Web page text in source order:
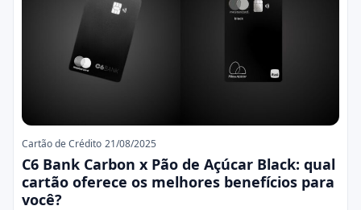
Cartão de Crédito 21/08/2025
C6 Bank Carbon x Pão de Açúcar Black: qual
cartão oferece os melhores benefícios para
você?